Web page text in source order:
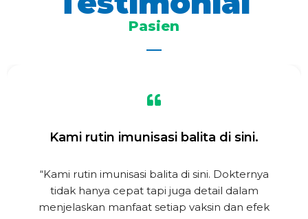
Pasien
Kami rutin imunisasi balita di sini.
“Kami rutin imunisasi balita di sini. Dokternya
tidak hanya cepat tapi juga detail dalam
menjelaskan manfaat setiap vaksin dan efek